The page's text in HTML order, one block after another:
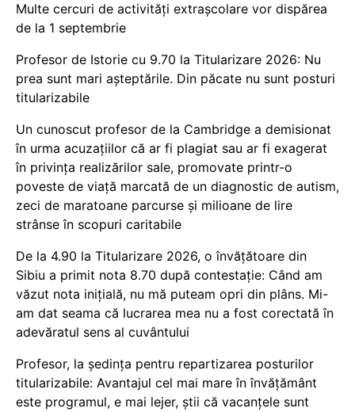
Multe cercuri de activități extrașcolare vor dispărea
de la 1 septembrie
Profesor de Istorie cu 9.70 la Titularizare 2026: Nu
prea sunt mari așteptările. Din păcate nu sunt posturi
titularizabile
Un cunoscut profesor de la Cambridge a demisionat
în urma acuzațiilor că ar fi plagiat sau ar fi exagerat
în privința realizărilor sale, promovate printr-o
poveste de viață marcată de un diagnostic de autism,
zeci de maratoane parcurse și milioane de lire
strânse în scopuri caritabile
De la 4.90 la Titularizare 2026, o învățătoare din
Sibiu a primit nota 8.70 după contestație: Când am
văzut nota inițială, nu mă puteam opri din plâns. Mi-
am dat seama că lucrarea mea nu a fost corectată în
adevăratul sens al cuvântului
Profesor, la ședința pentru repartizarea posturilor
titularizabile: Avantajul cel mai mare în învățământ
este programul, e mai lejer, știi că vacanțele sunt